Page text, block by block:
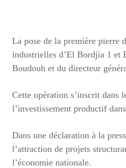
La pose de la première pierre
industrielles d’El Bordjia 1 et
Boudouh et du directeur
Cette opération s’inscrit dans
l’investissement productif
Dans une déclaration à la
l’attraction de projets
l’économie nationale.